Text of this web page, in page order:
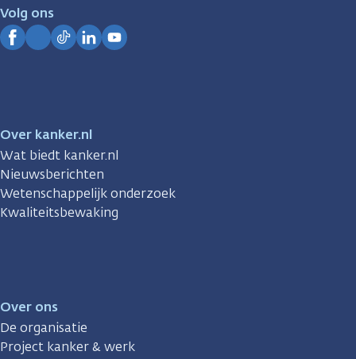
Volg ons
Over kanker.nl
Wat biedt kanker.nl
Nieuwsberichten
Wetenschappelijk onderzoek
Kwaliteitsbewaking
Over ons
De organisatie
Project kanker & werk